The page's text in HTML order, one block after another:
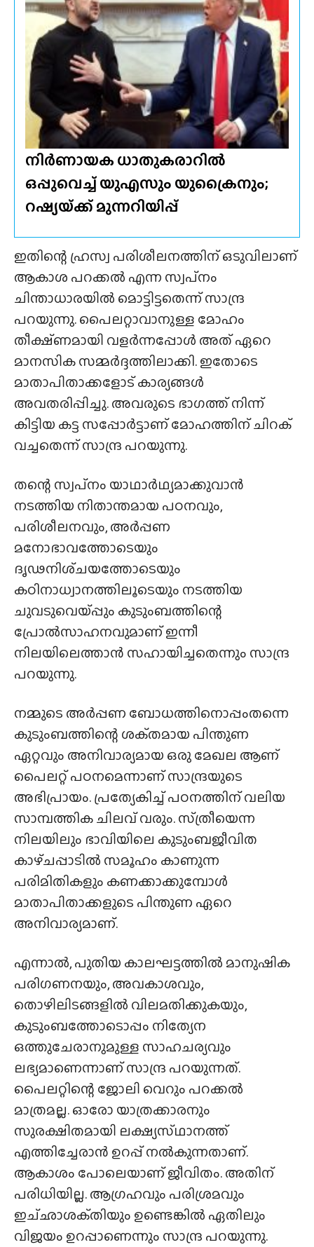
നിർണായക ധാതുകരാറിൽ
ഒപ്പുവെച്ച് യുഎസും യുക്രൈനും;
റഷ്യയ്‌ക്ക് മുന്നറിയിപ്പ്
ഇതിന്റെ ഹ്രസ്വ പരിശീലനത്തിന് ഒടുവിലാണ്
ആകാശ പറക്കൽ എന്ന സ്വപ്‌നം
ചിന്താധാരയിൽ മൊട്ടിട്ടതെന്ന് സാന്ദ്ര
പറയുന്നു. പൈലറ്റാവാനുള്ള മോഹം
തീക്ഷ്‌ണമായി വളർന്നപ്പോൾ അത് ഏറെ
മാനസിക സമ്മർദ്ദത്തിലാക്കി. ഇതോടെ
മാതാപിതാക്കളോട് കാര്യങ്ങൾ
അവതരിപ്പിച്ചു. അവരുടെ ഭാഗത്ത് നിന്ന്
കിട്ടിയ കട്ട സപ്പോർട്ടാണ് മോഹത്തിന് ചിറക്
വച്ചതെന്ന് സാന്ദ്ര പറയുന്നു.
തന്റെ സ്വപ്‌നം യാഥാർഥ്യമാക്കുവാൻ
നടത്തിയ നിതാന്തമായ പഠനവും,
പരിശീലനവും, അർപ്പണ
മനോഭാവത്തോടെയും
ദൃഢനിശ്‌ചയത്തോടെയും
കഠിനാധ്വാനത്തിലൂടെയും നടത്തിയ
ചുവടുവെയ്‌പ്പും കുടുംബത്തിന്റെ
പ്രോൽസാഹനവുമാണ് ഇന്നീ
നിലയിലെത്താൻ സഹായിച്ചതെന്നും സാന്ദ്ര
പറയുന്നു.
നമ്മുടെ അർപ്പണ ബോധത്തിനൊപ്പംതന്നെ
കുടുംബത്തിന്റെ ശക്‌തമായ പിന്തുണ
ഏറ്റവും അനിവാര്യമായ ഒരു മേഖല ആണ്
പൈലറ്റ് പഠനമെന്നാണ് സാന്ദ്രയുടെ
അഭിപ്രായം. പ്രത്യേകിച്ച് പഠനത്തിന് വലിയ
സാമ്പത്തിക ചിലവ് വരും. സ്‌ത്രീയെന്ന
നിലയിലും ഭാവിയിലെ കുടുംബജീവിത
കാഴ്‌ചപ്പാടിൽ സമൂഹം കാണുന്ന
പരിമിതികളും കണക്കാക്കുമ്പോൾ
മാതാപിതാക്കളുടെ പിന്തുണ ഏറെ
അനിവാര്യമാണ്.
എന്നാൽ, പുതിയ കാലഘട്ടത്തിൽ മാനുഷിക
പരിഗണനയും, അവകാശവും,
തൊഴിലിടങ്ങളിൽ വിലമതിക്കുകയും,
കുടുംബത്തോടൊപ്പം നിത്യേന
ഒത്തുചേരാനുമുള്ള സാഹചര്യവും
ലഭ്യമാണെന്നാണ് സാന്ദ്ര പറയുന്നത്.
പൈലറ്റിന്റെ ജോലി വെറും പറക്കൽ
മാത്രമല്ല. ഓരോ യാത്രക്കാരനും
സുരക്ഷിതമായി ലക്ഷ്യസ്‌ഥാനത്ത്
എത്തിച്ചേരാൻ ഉറപ്പ് നൽകുന്നതാണ്.
ആകാശം പോലെയാണ് ജീവിതം. അതിന്
പരിധിയില്ല. ആഗ്രഹവും പരിശ്രമവും
ഇച്‌ഛാശക്‌തിയും ഉണ്ടെങ്കിൽ ഏതിലും
വിജയം ഉറപ്പാണെന്നും സാന്ദ്ര പറയുന്നു.